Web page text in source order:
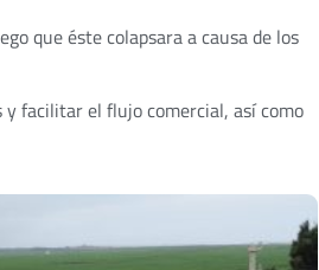
que éste colapsara a causa de los
facilitar el flujo comercial, así como